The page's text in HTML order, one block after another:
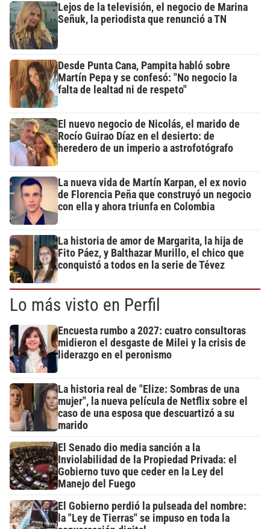
Lejos de la televisión, el negocio de Marina
Señuk, la periodista que renunció a TN
Desde Punta Cana, Pampita habló sobre
Martín Pepa y se confesó: "No negocio la
falta de lealtad ni de respeto"
El nuevo negocio de Nicolás, el marido de
Rocío Guirao Díaz en el desierto: de
heredero de un imperio a astrofotógrafo
La nueva vida de Martín Karpan, el ex novio
de Florencia Peña que construyó un negocio
con ella y ahora triunfa en Colombia
La historia de amor de Margarita, la hija de
Fito Páez, y Balthazar Murillo, el chico que
conquistó a todos en la serie de Tévez
Lo más visto en Perfil
Encuesta rumbo a 2027: cuatro consultoras
midieron el desgaste de Milei y la crisis de
liderazgo en el peronismo
La historia real de "Elize: Sombras de una
mujer", la nueva película de Netflix sobre el
caso de una esposa que descuartizó a su
marido
El Senado dio media sanción a la
Inviolabilidad de la Propiedad Privada: el
Gobierno tuvo que ceder en la Ley del
Manejo del Fuego
El Gobierno perdió la pulseada del nombre:
la "Ley de Tierras" se impuso en toda la